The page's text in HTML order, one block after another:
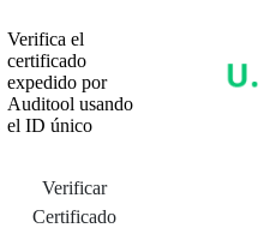
Verifica el
certificado
expedido por
Auditool usando
el ID único
Verificar
Certificado